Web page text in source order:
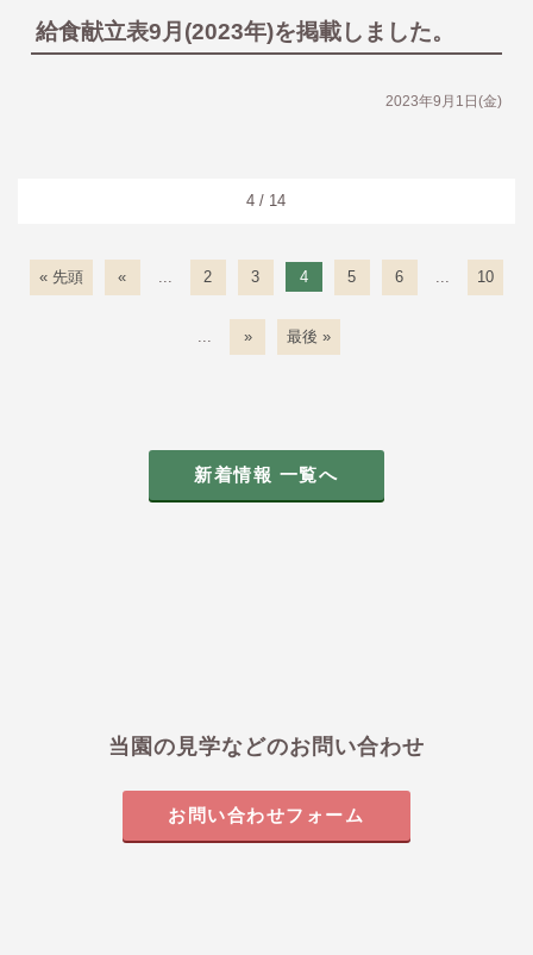
給食献立表9月(2023年)を掲載しました。
2023年9月1日(金)
4 / 14
« 先頭 « 2 3 4 5 6 10
» 最後 »
新着情報 一覧へ
当園の見学などのお問い合わせ
お問い合わせフォーム